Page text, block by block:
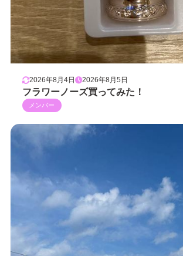
2026年8月4日 2026年8月5日
フラワーノーズ買ってみた！
メンバー